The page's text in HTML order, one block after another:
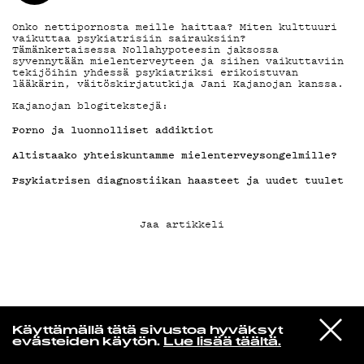
Käyttämällä tätä sivustoa hyväksyt
evästeiden käytön. Lue lisää täältä.
VIESTI
STUDIOON
Norpan maailma
KIRJAUDU SISÄÄN
Onko nettipornosta meille haittaa? Miten kulttuuri
vaikuttaa psykiatrisiin sairauksiin?
Tämänkertaisessa Nollahypoteesin jaksossa
syvennytään mielenterveyteen ja siihen vaikuttaviin
tekijöihin yhdessä psykiatriksi erikoistuvan
lääkärin, väitöskirjatutkija Jani Kajanojan kanssa.
Kajanojan blogitekstejä:
Porno ja luonnolliset addiktiot
Altistaako yhteiskuntamme mielenterveysongelmille?
Psykiatrisen diagnostiikan haasteet ja uudet tuulet
Jaa artikkeli